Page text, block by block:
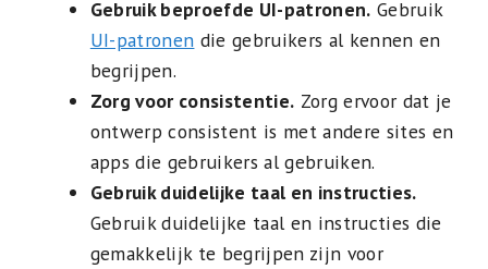
Gebruik beproefde UI-patronen. Gebruik
UI-patronen die gebruikers al kennen en
begrijpen.
Zorg voor consistentie. Zorg ervoor dat je
ontwerp consistent is met andere sites en
apps die gebruikers al gebruiken.
Gebruik duidelijke taal en instructies.
Gebruik duidelijke taal en instructies die
gemakkelijk te begrijpen zijn voor